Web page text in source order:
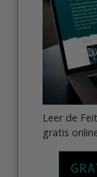
Leer de
gratis